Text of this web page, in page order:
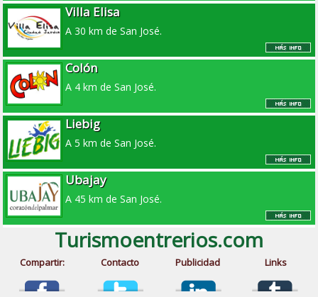
Villa Elisa
A 30 km de San José.
Colón
A 4 km de San José.
Liebig
A 5 km de San José.
Ubajay
A 45 km de San José.
Turismoentrerios.com
Compartir: Contacto Publicidad Links